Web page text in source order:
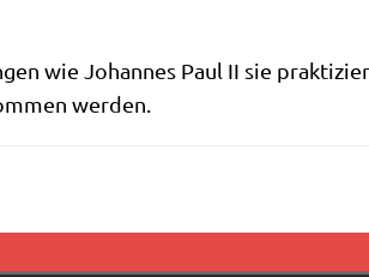
wie Johan­nes Paul II sie
werden.